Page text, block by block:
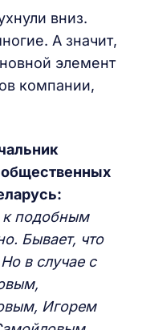
вниз.
А значит,
элемент
компании,
к подобным
Бывает, что
в случае с
Игорем